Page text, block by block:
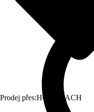
Prodej přes:HORNBACH